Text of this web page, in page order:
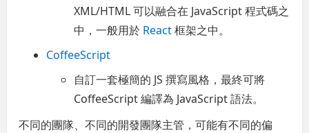
XML/HTML 可以融合在 JavaScript 程式碼之
中，一般用於 React框架之中。
CoffeeScript
自訂一套極簡的 JS 撰寫風格，最終可將
CoffeeScript 編譯為 JavaScript 語法。
不同的團隊、不同的開發團隊主管，可能有不同的偏